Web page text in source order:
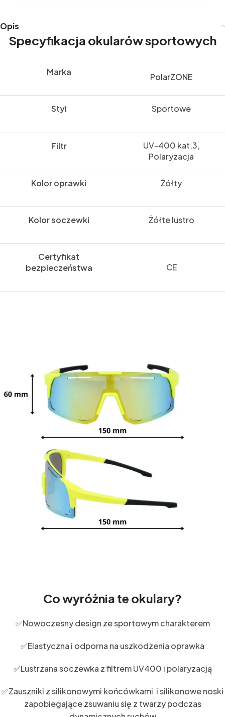
Opis
Specyfikacja okularów sportowych
Marka PolarZONE
Styl Sportowe
Filtr
UV-400 kat.3,
Polaryzacja
Kolor oprawki Żółty
Kolor soczewki Żółte lustro
Certyfikat
bezpieczeństwa
CE
Co wyróżnia te okulary?
✅Nowoczesny design ze sportowym charakterem
✅Elastyczna i odporna na uszkodzenia oprawka
✅Lustrzana soczewka z filtrem UV400 i polaryzacją
✅Zauszniki z silikonowymi końcówkami i silikonowe noski
zapobiegające zsuwaniu się z twarzy podczas